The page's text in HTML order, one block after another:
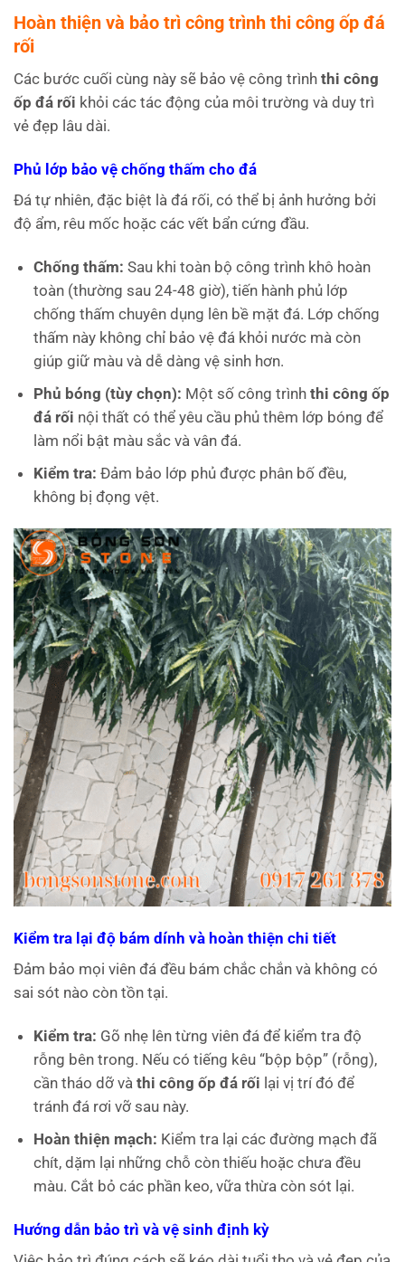
Hoàn thiện và bảo trì công trình thi công ốp đá
rối
Các bước cuối cùng này sẽ bảo vệ công trình thi công
ốp đá rối khỏi các tác động của môi trường và duy trì
vẻ đẹp lâu dài.
Phủ lớp bảo vệ chống thấm cho đá
Đá tự nhiên, đặc biệt là đá rối, có thể bị ảnh hưởng bởi
độ ẩm, rêu mốc hoặc các vết bẩn cứng đầu.
Chống thấm: Sau khi toàn bộ công trình khô hoàn
toàn (thường sau 24-48 giờ), tiến hành phủ lớp
chống thấm chuyên dụng lên bề mặt đá. Lớp chống
thấm này không chỉ bảo vệ đá khỏi nước mà còn
giúp giữ màu và dễ dàng vệ sinh hơn.
Phủ bóng (tùy chọn): Một số công trình thi công ốp
đá rối nội thất có thể yêu cầu phủ thêm lớp bóng để
làm nổi bật màu sắc và vân đá.
Kiểm tra: Đảm bảo lớp phủ được phân bố đều,
không bị đọng vệt.
Kiểm tra lại độ bám dính và hoàn thiện chi tiết
Đảm bảo mọi viên đá đều bám chắc chắn và không có
sai sót nào còn tồn tại.
Kiểm tra: Gõ nhẹ lên từng viên đá để kiểm tra độ
rỗng bên trong. Nếu có tiếng kêu “bộp bộp” (rỗng),
cần tháo dỡ và thi công ốp đá rối lại vị trí đó để
tránh đá rơi vỡ sau này.
Hoàn thiện mạch: Kiểm tra lại các đường mạch đã
chít, dặm lại những chỗ còn thiếu hoặc chưa đều
màu. Cắt bỏ các phần keo, vữa thừa còn sót lại.
Hướng dẫn bảo trì và vệ sinh định kỳ